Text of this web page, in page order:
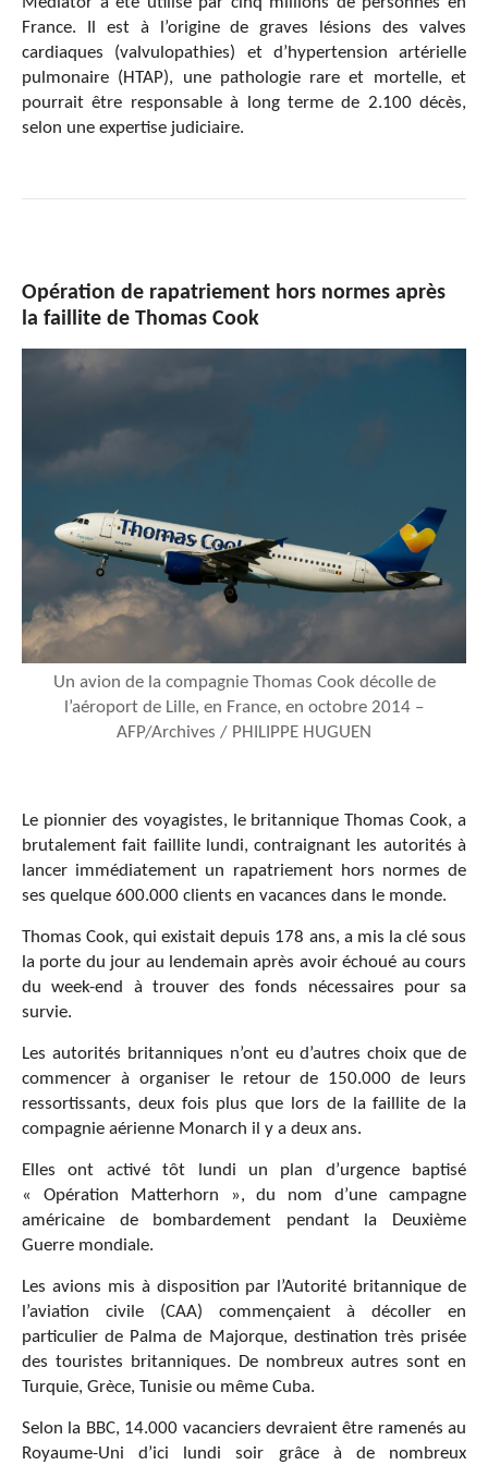
France. Il est à l’origine de graves lésions des valves
cardiaques (valvulopathies) et d’hypertension artérielle
pulmonaire (HTAP), une pathologie rare et mortelle, et
pourrait être responsable à long terme de 2.100 décès,
selon une expertise judiciaire.
Opération de rapatriement hors normes après
la faillite de Thomas Cook
Un avion de la compagnie Thomas Cook décolle de
l’aéroport de Lille, en France, en octobre 2014 –
AFP/Archives / PHILIPPE HUGUEN
Le pionnier des voyagistes, le britannique Thomas Cook, a
brutalement fait faillite lundi, contraignant les autorités à
lancer immédiatement un rapatriement hors normes de
ses quelque 600.000 clients en vacances dans le monde.
Thomas Cook, qui existait depuis 178 ans, a mis la clé sous
la porte du jour au lendemain après avoir échoué au cours
du week-end à trouver des fonds nécessaires pour sa
survie.
Les autorités britanniques n’ont eu d’autres choix que de
commencer à organiser le retour de 150.000 de leurs
ressortissants, deux fois plus que lors de la faillite de la
compagnie aérienne Monarch il y a deux ans.
Elles ont activé tôt lundi un plan d’urgence baptisé
« Opération Matterhorn », du nom d’une campagne
américaine de bombardement pendant la Deuxième
Guerre mondiale.
Les avions mis à disposition par l’Autorité britannique de
l’aviation civile (CAA) commençaient à décoller en
particulier de Palma de Majorque, destination très prisée
des touristes britanniques. De nombreux autres sont en
Turquie, Grèce, Tunisie ou même Cuba.
Selon la BBC, 14.000 vacanciers devraient être ramenés au
Royaume-Uni d’ici lundi soir grâce à de nombreux